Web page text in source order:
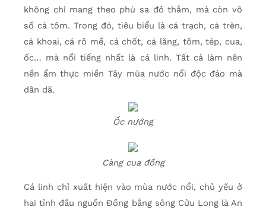
không chỉ mang theo phù sa đỏ thắm, mà còn vô
số cá tôm. Trong đó, tiêu biểu là cá trạch, cá trèn,
cá khoai, cá rô mề, cá chốt, cá lăng, tôm, tép, cua,
ốc… mà nổi tiếng nhất là cá linh. Tất cả làm nên
nền ẩm thực miền Tây mùa nước nổi độc đáo mà
dân dã.
Ốc nướng
Càng cua đồng
Cá linh chỉ xuất hiện vào mùa nước nổi, chủ yếu ở
hai tỉnh đầu nguồn Đồng bằng sông Cửu Long là An